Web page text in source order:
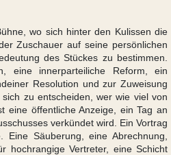
wo sich hinter den Kulissen die
Zuschauer auf seine persönlichen
des Stückes zu bestimmen.
eine innerparteiliche Reform, ein
Resolution und zur Zuweisung
zu entscheiden, wer wie viel von
eine öffentliche Anzeige, ein Tag an
verkündet wird. Ein Vortrag
Eine Säuberung, eine Abrechnung,
hochrangige Vertreter, eine Schicht